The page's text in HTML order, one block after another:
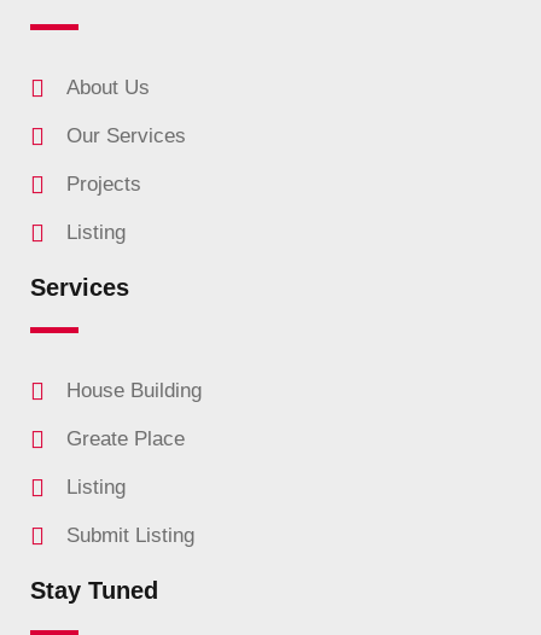
About Us
Our Services
Projects
Listing
Services
House Building
Greate Place
Listing
Submit Listing
Stay Tuned